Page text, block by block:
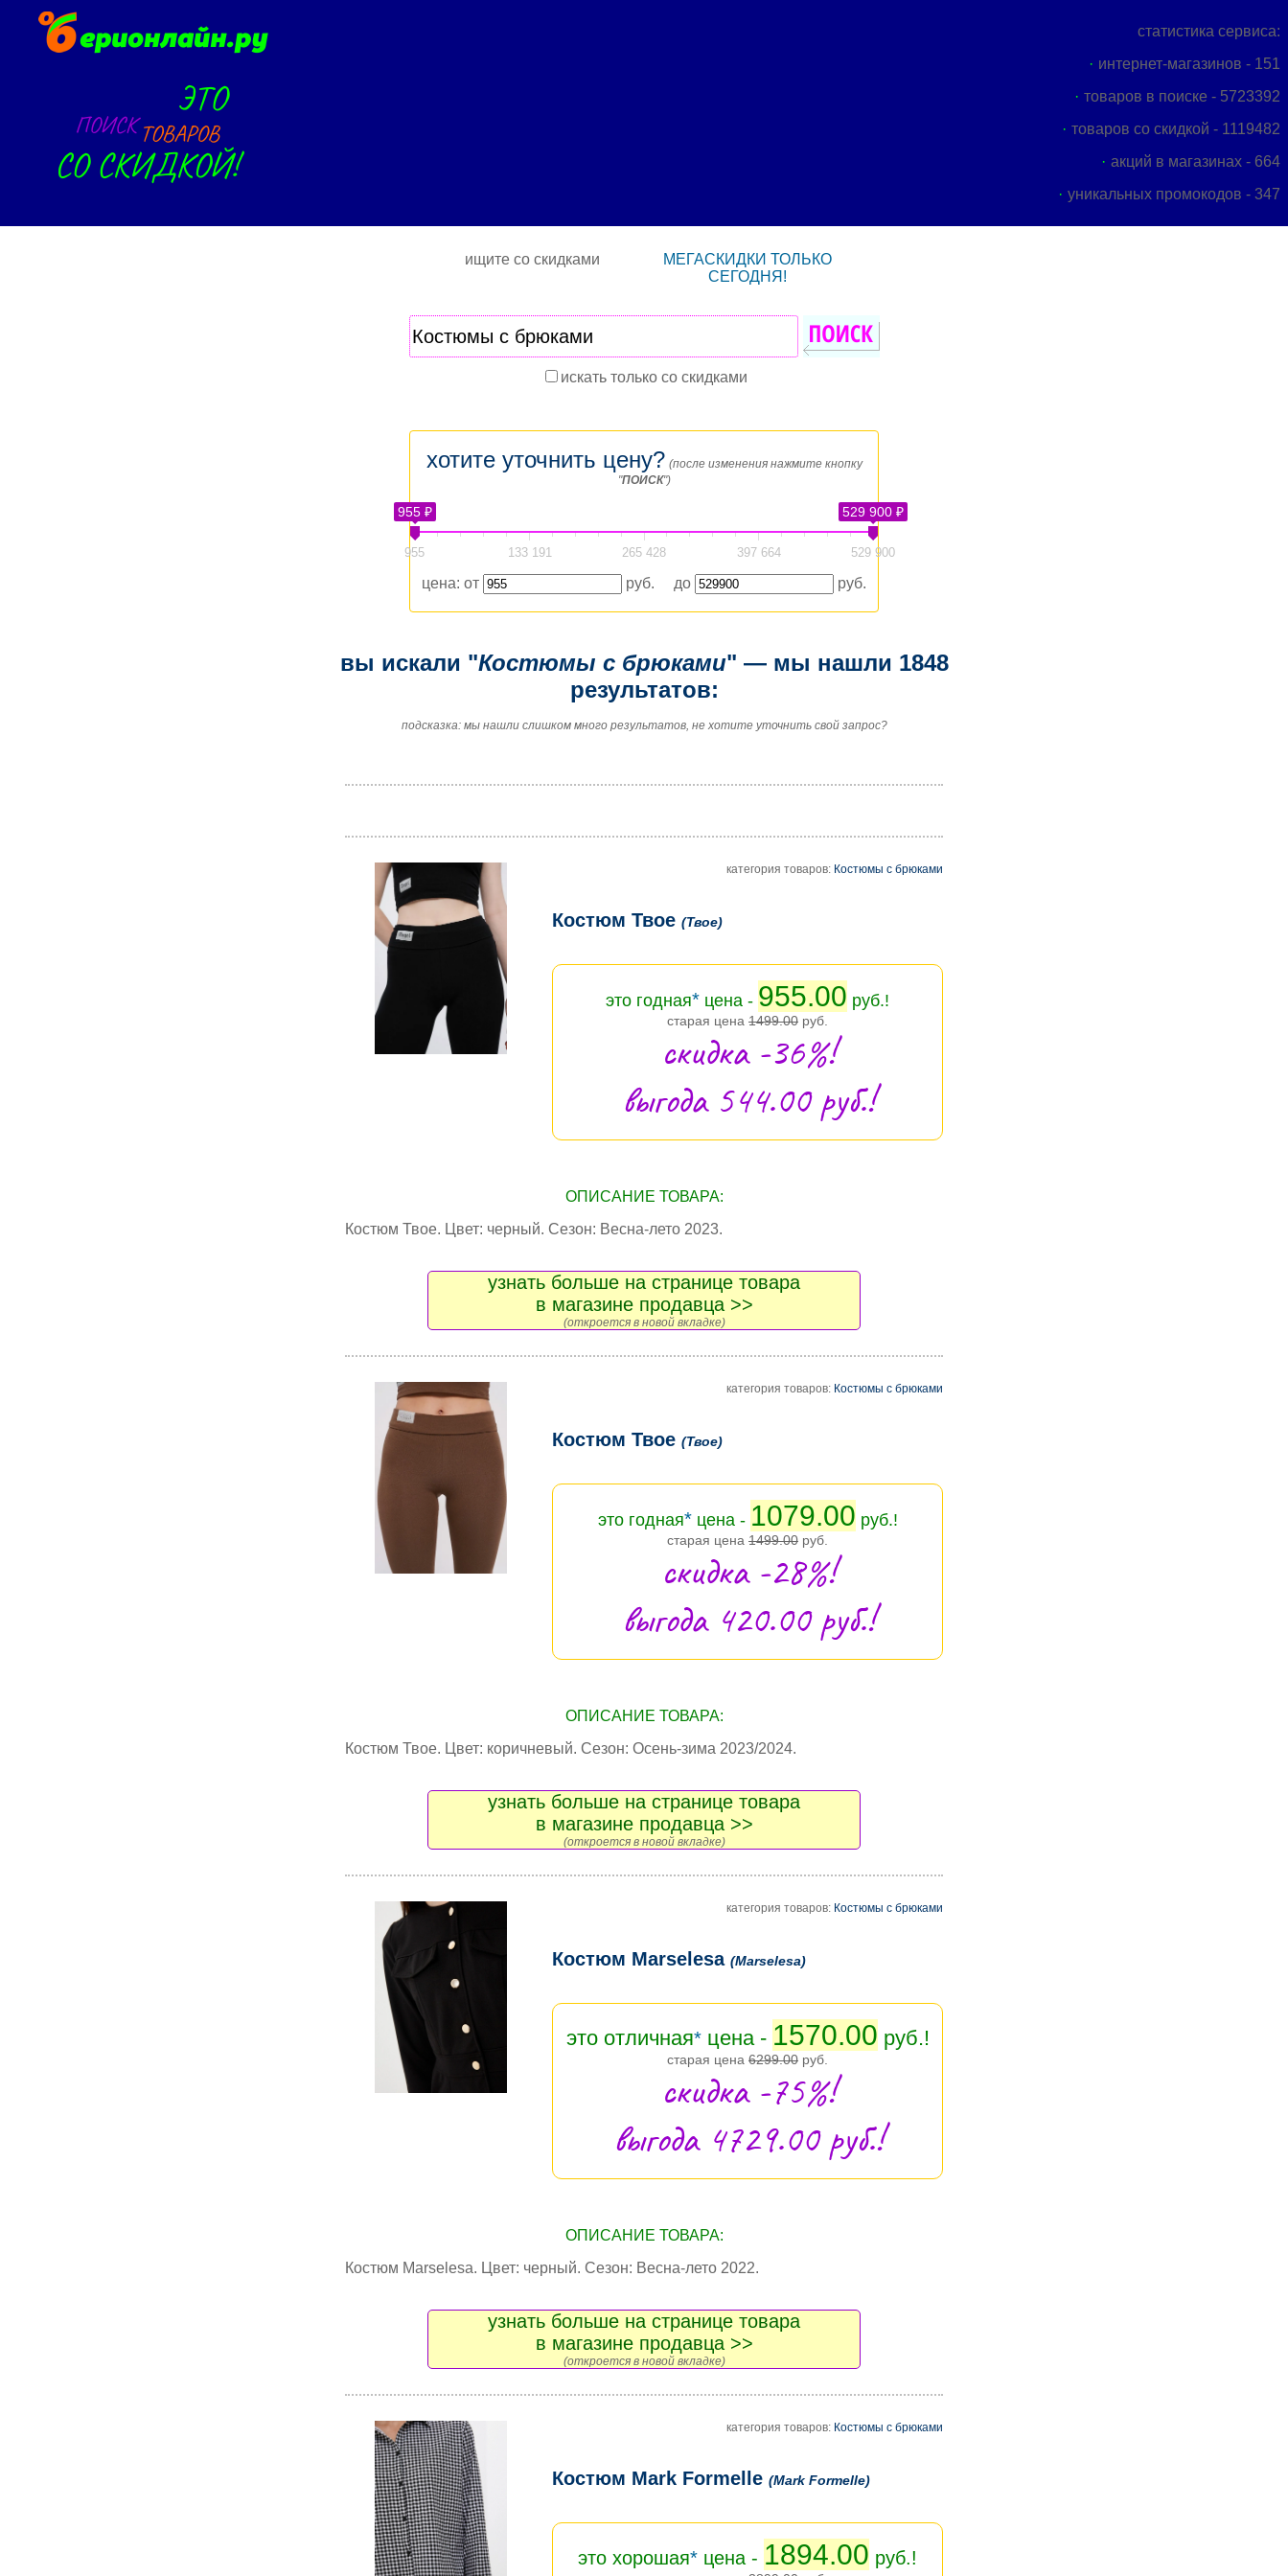
статистика сервиса:
интернет-магазинов - 151
товаров в поиске - 5723392
товаров со скидкой - 1119482
акций в магазинах - 664
уникальных промокодов - 347
ищите со скидками
МЕГАСКИДКИ ТОЛЬКО
СЕГОДНЯ!
искать только со скидками
хотите уточнить цену? (после изменения нажмите кнопку
"ПОИСК")
955 ₽ 529 900 ₽
955 133 191 265 428 397 664 529 900
цена: от руб. до руб.
вы искали "Костюмы с брюками" — мы нашли 1848
результатов:
подсказка: мы нашли слишком много результатов, не хотите уточнить свой запрос?
категория товаров: Костюмы с брюками
Костюм Твое (Твое)
это годная* цена - 955.00 руб.!
старая цена 1499.00 руб.
скидка -36%!
выгода 544.00 руб.!
ОПИСАНИЕ ТОВАРА:
Костюм Твое. Цвет: черный. Сезон: Весна-лето 2023.
узнать больше на странице товара
в магазине продавца >>
(откроется в новой вкладке)
категория товаров: Костюмы с брюками
Костюм Твое (Твое)
это годная*цена - 1079.00 руб.!
старая цена 1499.00 руб.
скидка -28%!
выгода 420.00 руб.!
ОПИСАНИЕ ТОВАРА:
Костюм Твое. Цвет: коричневый. Сезон: Осень-зима 2023/2024.
узнать больше на странице товара
в магазине продавца >>
(откроется в новой вкладке)
категория товаров: Костюмы с брюками
Костюм Marselesa (Marselesa)
это отличная*цена - 1570.00 руб.!
старая цена 6299.00 руб.
скидка -75%!
выгода 4729.00 руб.!
ОПИСАНИЕ ТОВАРА:
Костюм Marselesa. Цвет: черный. Сезон: Весна-лето 2022.
узнать больше на странице товара
в магазине продавца >>
(откроется в новой вкладке)
категория товаров: Костюмы с брюками
Костюм Mark Formelle (Mark Formelle)
это хорошая* цена - 1894.00 руб.!